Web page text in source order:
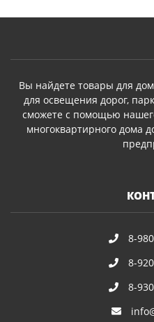
Вы найдете товары для
для освещения дорог,
сможете с помощью
многоквартирного дома
8-
8-
8-